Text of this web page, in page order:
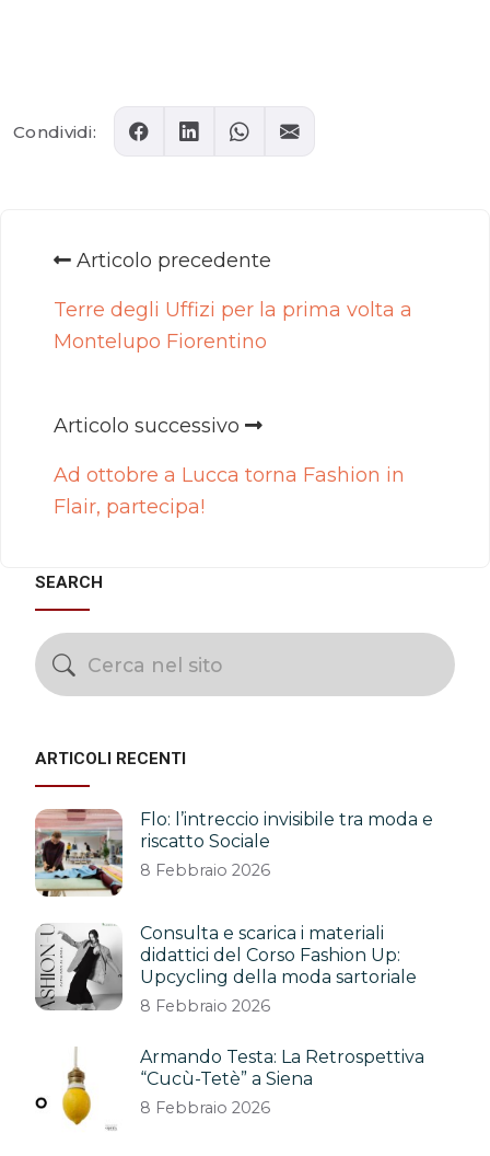
Condividi:
Articolo precedente
Terre degli Uffizi per la prima volta a
Montelupo Fiorentino
Articolo successivo
Ad ottobre a Lucca torna Fashion in
Flair, partecipa!
SEARCH
ARTICOLI RECENTI
Flo: l’intreccio invisibile tra moda e
riscatto Sociale
8 Febbraio 2026
Consulta e scarica i materiali
didattici del Corso Fashion Up:
Upcycling della moda sartoriale
8 Febbraio 2026
Armando Testa: La Retrospettiva
“Cucù-Tetè” a Siena
8 Febbraio 2026